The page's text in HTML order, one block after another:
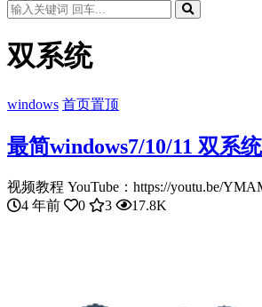
双系统
windows 首页置顶
最简windows7/10/11 双系
视频教程 YouTube：https://youtu.be/
4 年前
0 3 17.8K